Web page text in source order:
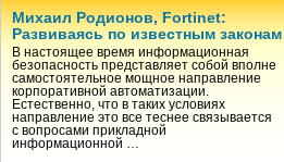
Михаил Родионов, Fortinet:
Развиваясь по известным законам
В настоящее время информационная
безопасность представляет собой вполне
самостоятельное мощное направление
корпоративной автоматизации.
Естественно, что в таких условиях
направление это все теснее связывается
с вопросами прикладной
информационной …